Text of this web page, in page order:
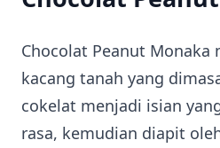
Chocolat Peanut Monaka
kacang tanah yang
cokelat menjadi isian
rasa, kemudian diapit